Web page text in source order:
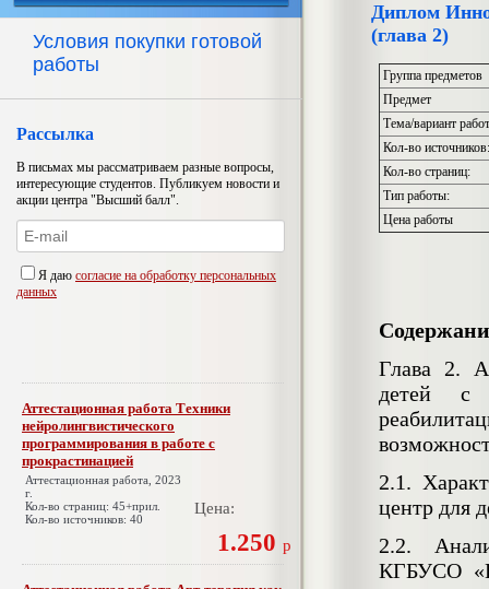
Условия покупки готовой
работы
Рассылка
В письмах мы рассматриваем разные вопросы,
интересующие студентов. Публикуем новости и
акции центра "Высший балл".
Я даю согласие на обработку персональных
данных
Аттестационная работа Техники
нейролингвистического
программирования в работе с
прокрастинацией
Аттестационная работа, 2023
г.
Кол-во страниц: 45+прил.
Кол-во источников: 40
Цена:
1.250 р
Диплом
(глава 2)
Группа предметов
Предмет
Тема/вариант
Кол-во источников:
Кол-во страниц:
Тип работы:
Цена работы
Глава 2.
детей с
2.1.
центр для
2.2.
КГБУСО